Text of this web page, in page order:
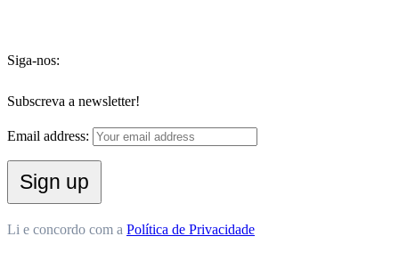
Siga-nos:
Subscreva a newsletter!
Email address:
Li e concordo com a Política de Privacidade